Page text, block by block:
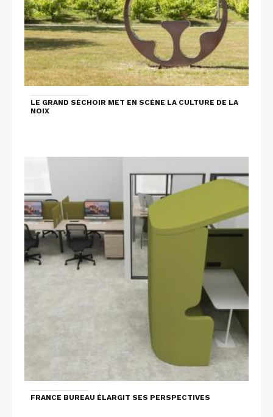
LE GRAND SÉCHOIR MET EN SCÈNE LA CULTURE DE LA
NOIX
FRANCE BUREAU ÉLARGIT SES PERSPECTIVES